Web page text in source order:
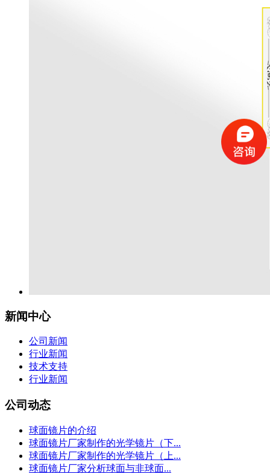
新闻中心
公司新闻
行业新闻
技术支持
行业新闻
公司动态
球面镜片的介绍
球面镜片厂家制作的光学镜片（下...
球面镜片厂家制作的光学镜片（上...
球面镜片厂家分析球面与非球面...